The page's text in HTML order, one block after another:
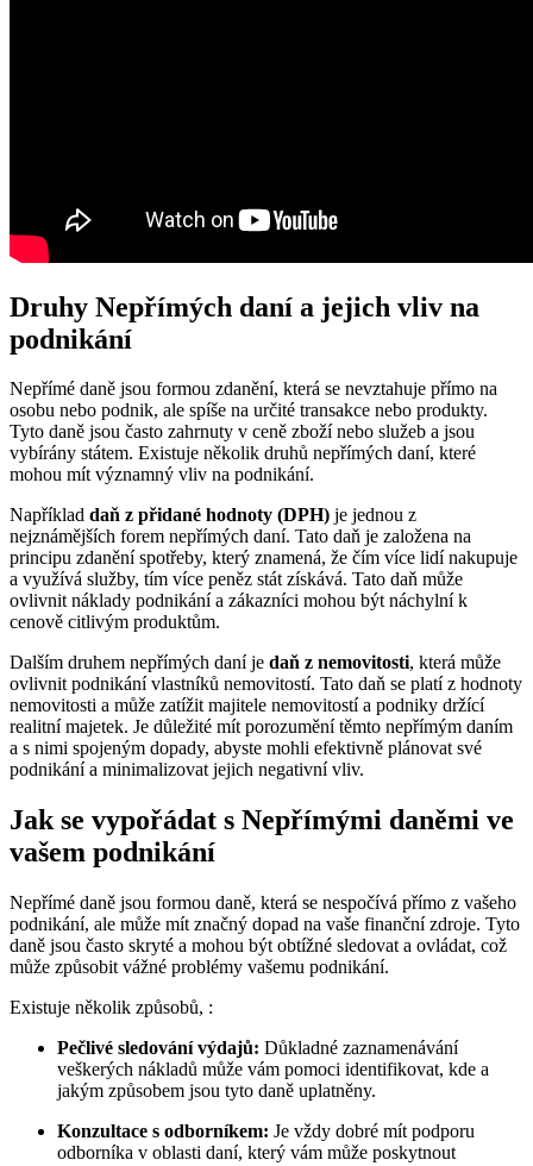
Druhy Nepřímých daní a jejich vliv na
podnikání
Nepřímé daně jsou formou zdanění, která se nevztahuje přímo na
osobu nebo podnik, ale spíše na určité transakce nebo produkty.
Tyto daně jsou často zahrnuty v ceně zboží nebo služeb a jsou
vybírány státem. Existuje několik druhů nepřímých daní, které
mohou mít významný vliv na podnikání.
Například daň z přidané hodnoty (DPH) je jednou z
nejznámějších forem nepřímých daní. Tato daň je založena na
principu zdanění spotřeby, který znamená, že čím více lidí nakupuje
a využívá služby, tím více peněz stát získává. Tato daň může
ovlivnit náklady podnikání a zákazníci mohou být náchylní k
cenově citlivým produktům.
Dalším druhem nepřímých daní je daň z nemovitosti, která může
ovlivnit podnikání vlastníků nemovitostí. Tato daň se platí z hodnoty
nemovitosti a může zatížit majitele nemovitostí a podniky držící
realitní majetek. Je důležité mít porozumění těmto nepřímým daním
a s nimi spojeným dopady, abyste mohli efektivně plánovat své
podnikání a minimalizovat jejich negativní vliv.
Jak se vypořádat s Nepřímými daněmi ve
vašem podnikání
Nepřímé daně jsou formou daně, která se nespočívá přímo z vašeho
podnikání, ale může mít značný dopad na vaše finanční zdroje. Tyto
daně jsou často skryté a mohou být obtížné sledovat a ovládat, což
může způsobit vážné problémy vašemu podnikání.
Existuje několik způsobů, :
Pečlivé sledování výdajů: Důkladné zaznamenávání
veškerých nákladů může vám pomoci identifikovat, kde a
jakým způsobem jsou tyto daně uplatněny.
Konzultace s odborníkem: Je vždy dobré mít podporu
odborníka v oblasti daní, který vám může poskytnout